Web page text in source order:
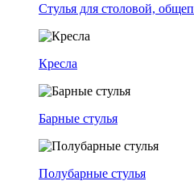
Стулья для столовой,
Кресла
Барные стулья
Полубарные стулья